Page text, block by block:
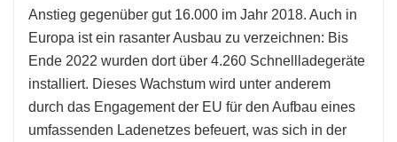
Anstieg gegenüber gut 16.000 im Jahr 2018. Auch in
Europa ist ein rasanter Ausbau zu verzeichnen: Bis
Ende 2022 wurden dort über 4.260 Schnellladegeräte
installiert. Dieses Wachstum wird unter anderem
durch das Engagement der EU für den Aufbau eines
umfassenden Ladenetzes befeuert, was sich in der